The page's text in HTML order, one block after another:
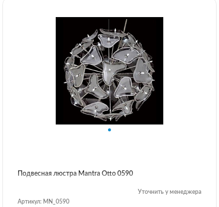
Подвесная люстра Mantra Otto 0590
Уточнить у менеджера
Артикул: MN_0590